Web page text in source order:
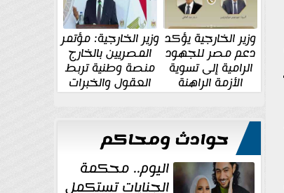
وزير الخارجية يؤكد
دعم مصر للجهود
الرامية إلى تسوية
الأزمة الراهنة
وزير الخارجية: مؤتمر
المصريين بالخارج
منصة وطنية تربط
العقول والخبرات
المصرية بالدولة
حوادث ومحاكم
اليوم.. محكمة
الجنايات تستكمل